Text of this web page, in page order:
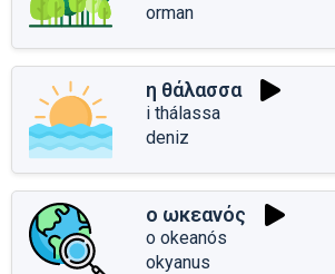
orman
η θάλασσα
i thálassa
deniz
ο ωκεανός
o okeanós
okyanus